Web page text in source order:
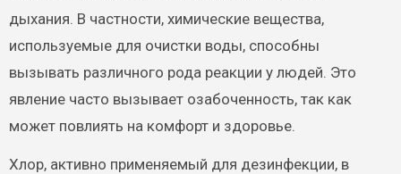
дыхания. В частности, химические вещества,
используемые для очистки воды, способны
вызывать различного рода реакции у людей. Это
явление часто вызывает озабоченность, так как
может повлиять на комфорт и здоровье.
Хлор, активно применяемый для дезинфекции, в